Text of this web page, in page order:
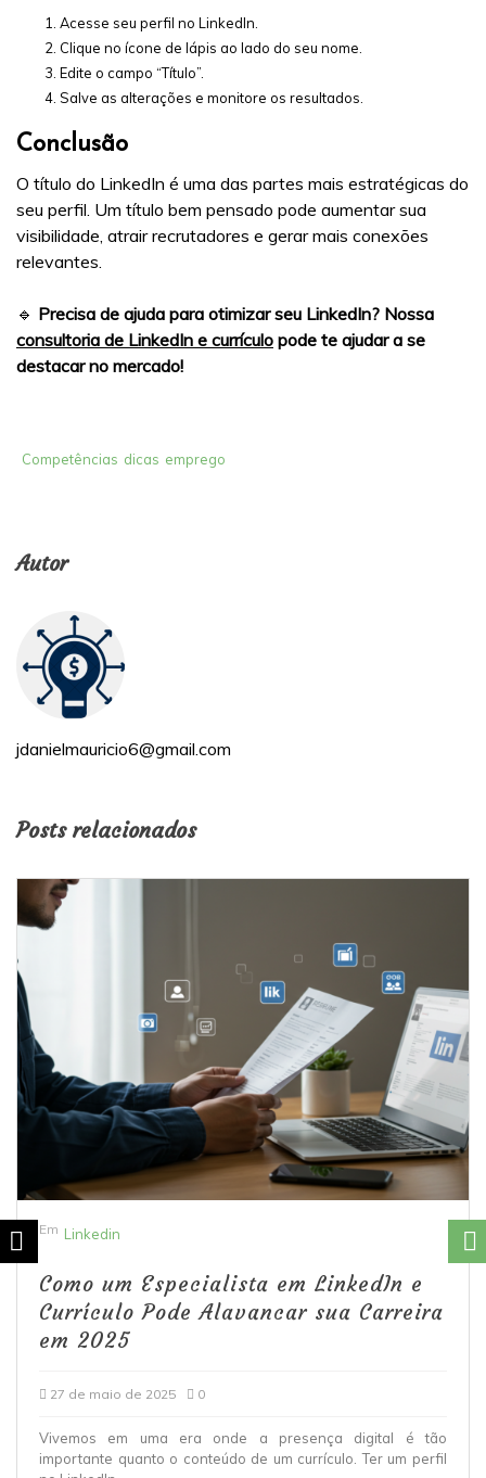
Acesse seu perfil no LinkedIn.
Clique no ícone de lápis ao lado do seu nome.
Edite o campo “Título”.
Salve as alterações e monitore os resultados.
Conclusão
O título do LinkedIn é uma das partes mais estratégicas do
seu perfil. Um título bem pensado pode aumentar sua
visibilidade, atrair recrutadores e gerar mais conexões
relevantes.
🔹 Precisa de ajuda para otimizar seu LinkedIn? Nossa
consultoria de LinkedIn e currículo pode te ajudar a se
destacar no mercado!
Competências dicas emprego
Autor
jdanielmauricio6@gmail.com
Posts relacionados
Linkedin
um Especialista em LinkedIn e
Pode Alavancar sua Carreira
2025
27 de maio de 2025 0
em uma era onde a presença digital é tão
quanto o conteúdo de um currículo. Ter um perfil